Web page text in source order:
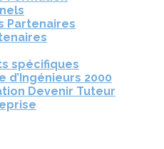
Partenaires
spécifiques
d’Ingénieurs 2000
Devenir Tuteur